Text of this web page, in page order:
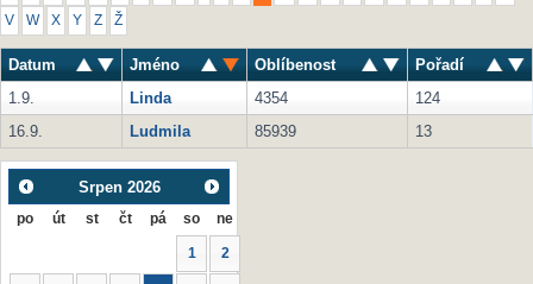
V W X Y Z Ž
Datum Jméno Oblíbenost
Pořadí
1.9.
Linda 4354
124
16.9.
Ludmila 85939 13
Srpen 2026
po út st čt pá so ne
1 2